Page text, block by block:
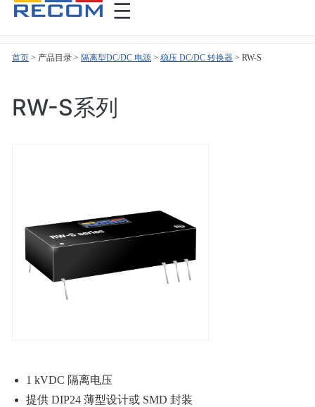
首页 > > 隔离型DC/DC 电源 > 稳压 DC/DC 转换器 > RW-S
RW-S系列
1 kVDC 隔离电压
提供 DIP24 薄型设计或 SMD 封装